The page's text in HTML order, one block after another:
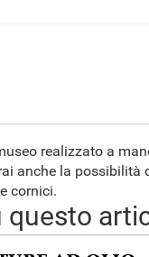
realizzato a
anche la possibilità
cornici.
questo